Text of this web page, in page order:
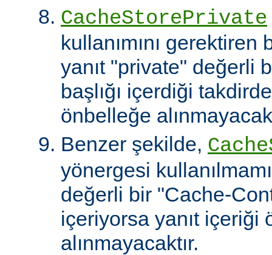
CacheStorePrivate
kullanımını gerektiren
yanıt "private" değerli
başlığı içerdiği
önbelleğe
Benzer şekilde,
yönergesi
değerli bir "Cache-
içeriyorsa yanıt içeriği
alınmayacaktır.